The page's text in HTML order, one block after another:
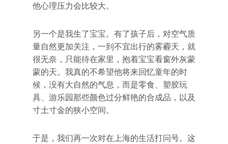
他心理压力会比较大。
另一个是我生了宝宝。有了孩子后，对空气质
量自然更加关注，一到不宜出行的雾霾天，就
很无奈，只能待在家里，抱着宝宝看窗外灰蒙
蒙的天。我真的不希望他将来回忆童年的时
候，没有大自然的气息，而是零食、塑胶玩
具、游乐园那些颜色过分鲜艳的合成品，以及
寸土寸金的狭小空间。
于是，我们再一次对在上海的生活打问号。这